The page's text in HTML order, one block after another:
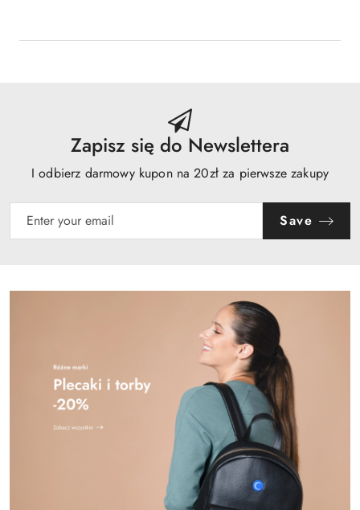
Zapisz się do Newslettera
I odbierz darmowy kupon na 20zł za pierwsze zakupy
Save